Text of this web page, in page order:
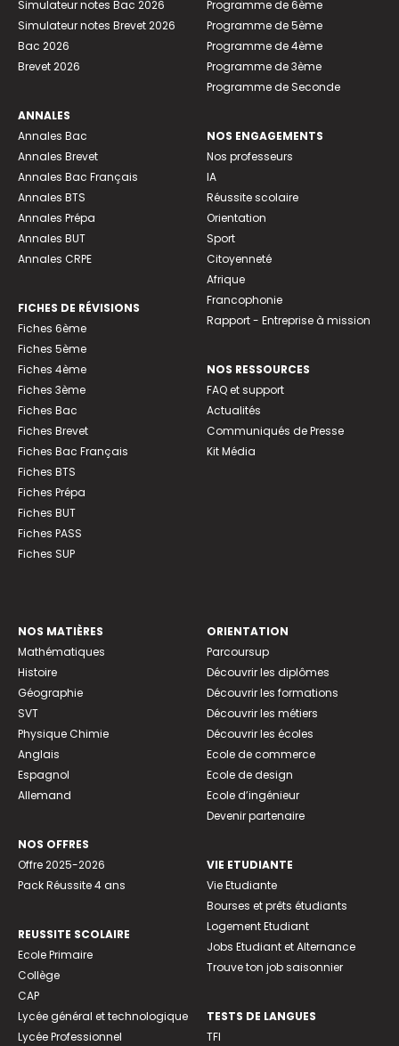
Simulateur notes Bac 2026
Simulateur notes Brevet 2026
Bac 2026
Brevet 2026
ANNALES
Annales Bac
Annales Brevet
Annales Bac Français
Annales BTS
Annales Prépa
Annales BUT
Annales CRPE
FICHES DE RÉVISIONS
Fiches 6ème
Fiches 5ème
Fiches 4ème
Fiches 3ème
Fiches Bac
Fiches Brevet
Fiches Bac Français
Fiches BTS
Fiches Prépa
Fiches BUT
Fiches PASS
Fiches SUP
Programme de 6ème
Programme de 5ème
Programme de 4ème
Programme de 3ème
Programme de Seconde
NOS ENGAGEMENTS
Nos professeurs
IA
Réussite scolaire
Orientation
Sport
Citoyenneté
Afrique
Francophonie
Rapport - Entreprise à mission
NOS RESSOURCES
FAQ et support
Actualités
Communiqués de Presse
Kit Média
NOS MATIÈRES
Mathématiques
Histoire
Géographie
SVT
Physique Chimie
Anglais
Espagnol
Allemand
NOS OFFRES
Offre 2025-2026
Pack Réussite 4 ans
REUSSITE SCOLAIRE
Ecole Primaire
Collège
CAP
Lycée général et technologique
Lycée Professionnel
ORIENTATION
Parcoursup
Découvrir les diplômes
Découvrir les formations
Découvrir les métiers
Découvrir les écoles
Ecole de commerce
Ecole de design
Ecole d’ingénieur
Devenir partenaire
VIE ETUDIANTE
Vie Etudiante
Bourses et prêts étudiants
Logement Etudiant
Jobs Etudiant et Alternance
Trouve ton job saisonnier
TESTS DE LANGUES
TFI